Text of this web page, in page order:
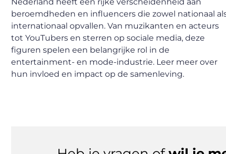
beroemdheden en influencers die zowel nationaal
internationaal opvallen. Van muzikanten en acteurs
tot YouTubers en sterren op sociale media, deze
figuren spelen een belangrijke rol in de
entertainment- en mode-industrie. Leer meer over
hun invloed en impact op de samenleving.